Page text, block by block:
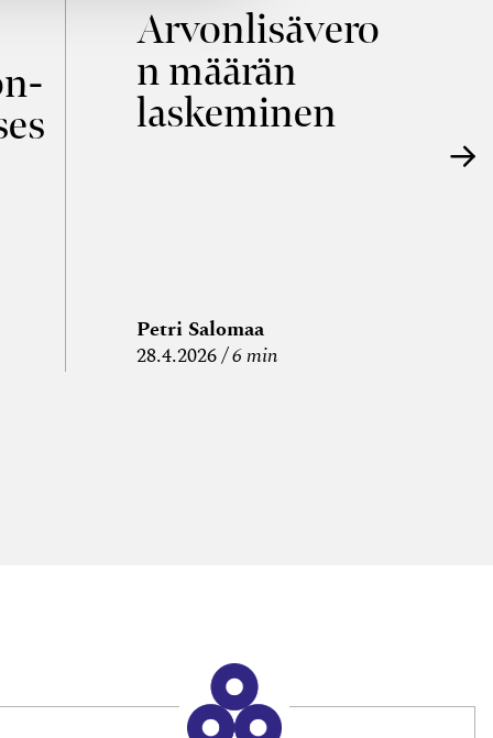
Arvonlisävero
n määrän
laskeminen
Petri Salomaa
28.4.2026 6 min